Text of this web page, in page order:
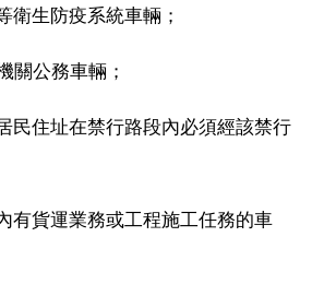
衛生防疫系統車輛；
關公務車輛；
民住址在禁行路段內必須經該禁行
有貨運業務或工程施工任務的車